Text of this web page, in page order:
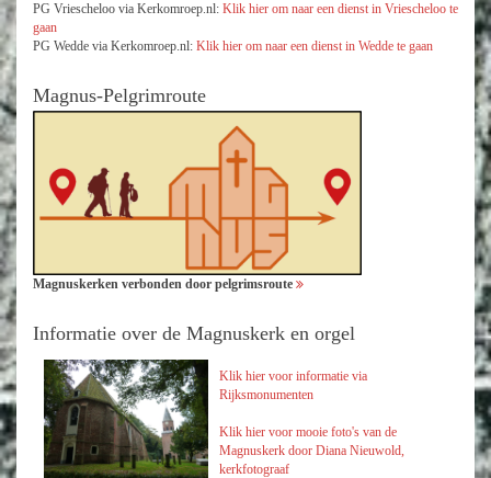
PG Vriescheloo via Kerkomroep.nl: Klik hier om naar een dienst in Vriescheloo te
gaan
PG Wedde via Kerkomroep.nl: Klik hier om naar een dienst in Wedde te gaan
Magnus-Pelgrimroute
Magnuskerken verbonden door pelgrimsroute
Informatie over de Magnuskerk en orgel
Klik hier voor informatie via
Rijksmonumenten
Klik hier voor mooie foto's van de
Magnuskerk door Diana Nieuwold,
kerkfotograaf